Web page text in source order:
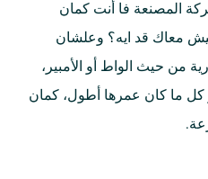
المصنعة فا أنت كمان
معاك قد ايه؟ وعلشان
من حيث الواط أو الأمبير،
كل ما كان عمرها أطول، كمان